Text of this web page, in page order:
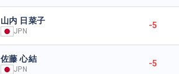
山内 日菜子
JPN
-5
佐藤 心結
JPN
-5